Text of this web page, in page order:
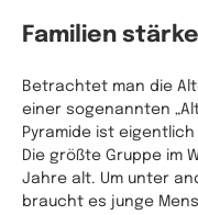
Familien
Betrachtet man die
einer sogenannten
Pyramide ist
Die größte Gruppe im
Jahre alt. Um unter
braucht es junge